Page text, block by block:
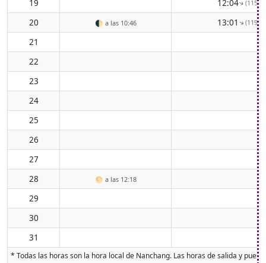
19 12:04↑(115°
20 🌓 a las 10:46 13:01 ↑(119°
21
22
23
24
25
26
27
28
🌕 a las 12:18
29
30
31
* Todas las horas son la hora local de Nanchang. Las horas de salida y